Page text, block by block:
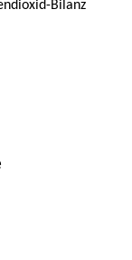
Bilanz